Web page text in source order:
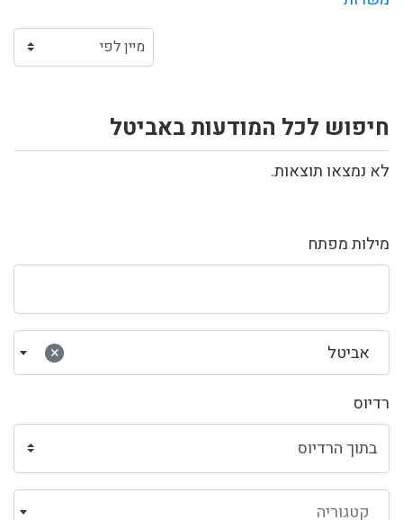
מילות מפתח
× אביטל
רדיוס
קטגוריה
חיפוש לכל המודעות באביטל
לא נמצאו תוצאות.